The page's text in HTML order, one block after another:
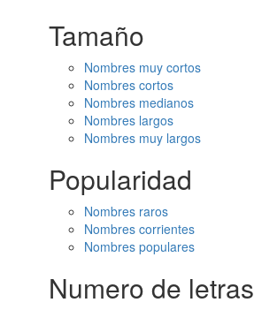
Tamaño
Nombres muy cortos
Nombres cortos
Nombres medianos
Nombres largos
Nombres muy largos
Popularidad
Nombres raros
Nombres corrientes
Nombres populares
Numero de letras